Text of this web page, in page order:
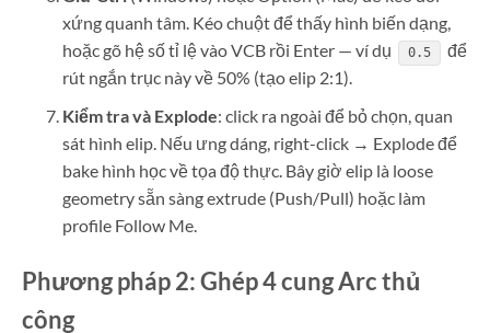
xứng quanh tâm. Kéo chuột để thấy hình biến dạng,
hoặc gõ hệ số tỉ lệ vào VCB rồi Enter — ví dụ
0.5
để
rút ngắn trục này về 50% (tạo elip 2:1).
Kiểm tra và Explode: click ra ngoài để bỏ chọn, quan
sát hình elip. Nếu ưng dáng, right-click → Explode để
bake hình học về tọa độ thực. Bây giờ elip là loose
geometry sẵn sàng extrude (Push/Pull) hoặc làm
profile Follow Me.
Phương pháp 2: Ghép 4 cung Arc thủ
công